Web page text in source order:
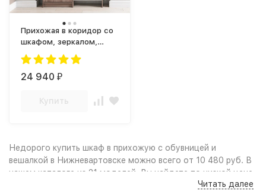
Прихожая в коридор со
шкафом, зеркалом,
вешалкой и обувницей
ПР-07 АВРОРА дуб
молочный / корпус ясень
24 940₽
Купить
Недорого купить шкаф в прихожую с обувницей и
вешалкой в Нижневартовске можно всего от 10 480 руб. В
нашем каталоге из 21 моделей, Вы найдете по низкой цене
(дёшево): Качественные фото и удобный поиск поЧитать далее